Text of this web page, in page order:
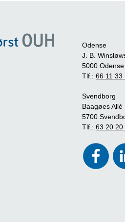
Odense
J. B.
5000
Tlf.: 66 11 33
Svendborg
Baagøes Allé
5700
Tlf.: 63 20 20